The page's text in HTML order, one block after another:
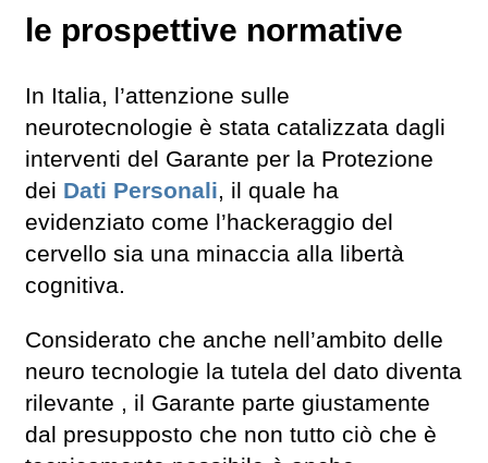
le prospettive normative
In Italia, l’attenzione sulle
neurotecnologie è stata catalizzata dagli
interventi del Garante per la Protezione
dei Dati Personali, il quale ha
evidenziato come l’hackeraggio del
cervello sia una minaccia alla libertà
cognitiva.
Considerato che anche nell’ambito delle
neuro tecnologie la tutela del dato diventa
rilevante , il Garante parte giustamente
dal presupposto che non tutto ciò che è